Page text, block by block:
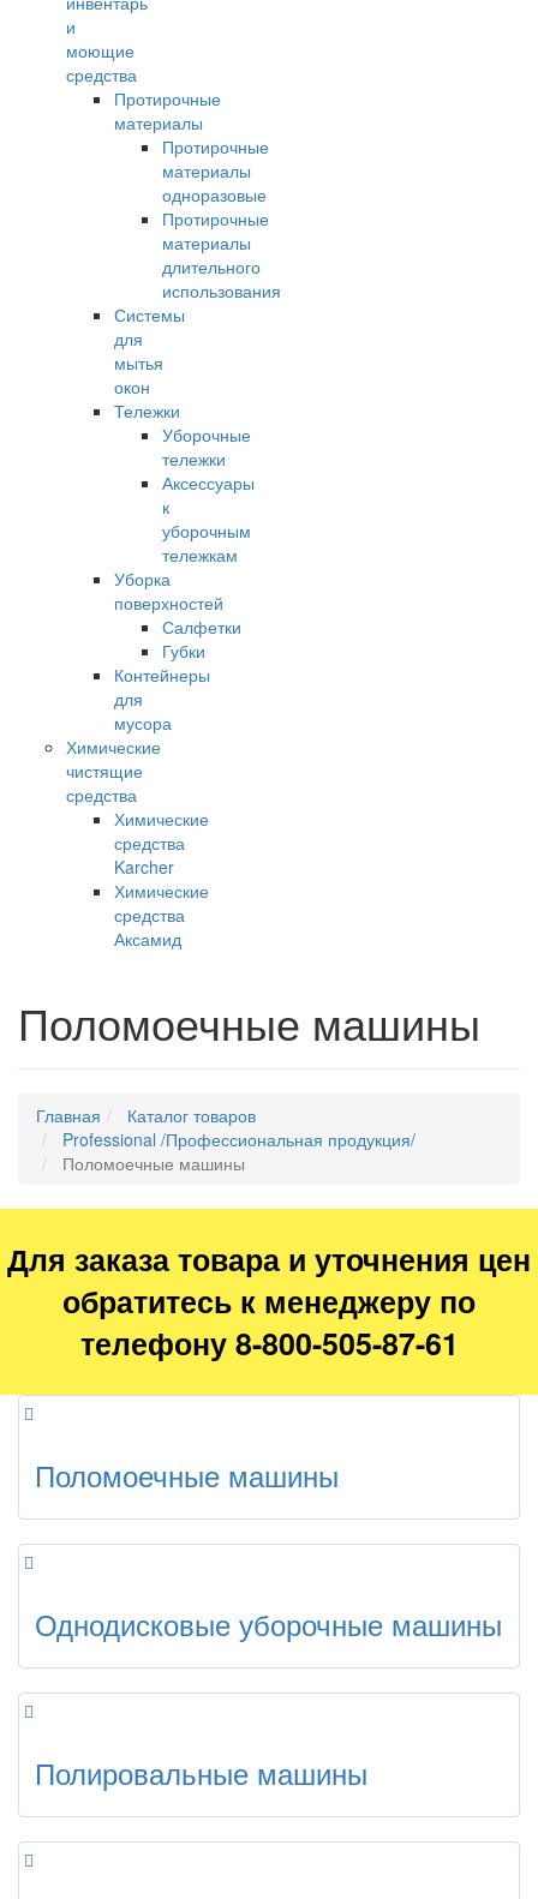
и
моющие
средства
Протирочные
материалы
Протирочные
материалы
одноразовые
Протирочные
материалы
длительного
использования
Системы
для
мытья
окон
Тележки
Уборочные
тележки
Аксессуары
к
уборочным
тележкам
Уборка
поверхностей
Салфетки
Губки
Контейнеры
для
мусора
Химические
чистящие
средства
Химические
средства
Karcher
Химические
средства
Аксамид
Поломоечные машины
Главная
Каталог товаров
Professional /Профессиональная продукция/
Поломоечные машины
Для заказа товара и уточнения цен
обратитесь к менеджеру по
телефону 8-800-505-87-61
Поломоечные машины
Однодисковые уборочные машины
Полировальные машины